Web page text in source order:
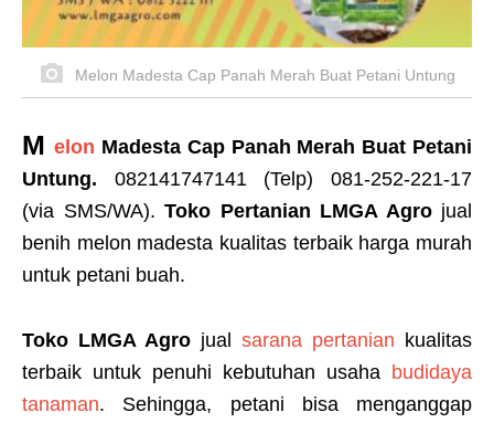
Melon Madesta Cap Panah Merah Buat Petani Untung
M elon Madesta Cap Panah Merah Buat Petani
Untung. 082141747141 (Telp) 081-252-221-17
(via SMS/WA). Toko Pertanian LMGA Agro jual
benih melon madesta kualitas terbaik harga murah
untuk petani buah.
Toko LMGA Agro jual sarana pertanian kualitas
terbaik untuk penuhi kebutuhan usaha budidaya
tanaman. Sehingga, petani bisa menganggap